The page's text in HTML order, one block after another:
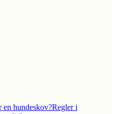
en hundeskov?Regler i